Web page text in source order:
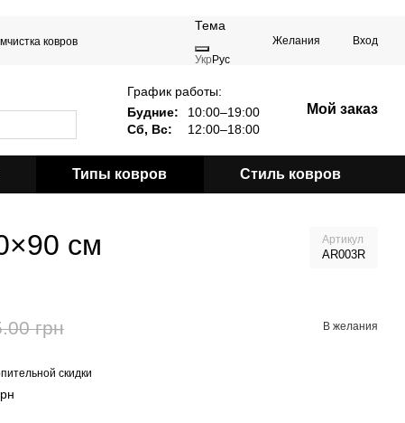
ковров
Тема
Укр Рус
Желания Вход
График работы:
Будние:
10:00–19:00
Сб, Вс:
12:00–18:00
Мой заказ
Типы ковров Стиль ковров
см Артикул
AR003R
грн В желания
скидки